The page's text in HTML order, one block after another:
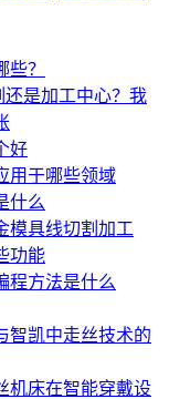
？
还是加工中心？我
好
用于哪些领域
什么
模具线切割加工
功能
程方法是什么
智凯中走丝技术的
机床在智能穿戴设